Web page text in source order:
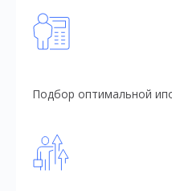
Подбор оптимальной